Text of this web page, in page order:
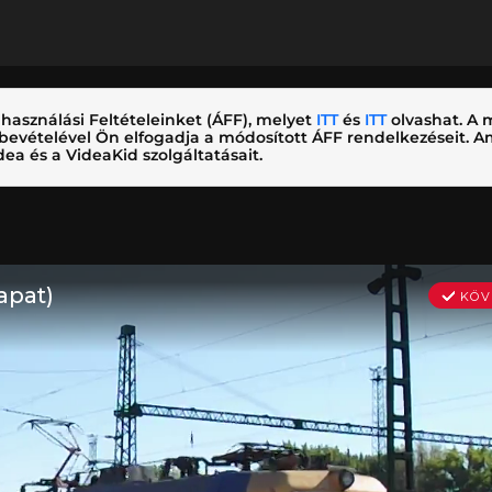
Feltételeinket (ÁFF), melyet ITTés ITTolvashat. A
Ön elfogadja a módosított ÁFF rendelkezéseit.
és a VideaKid szolgáltatásait.